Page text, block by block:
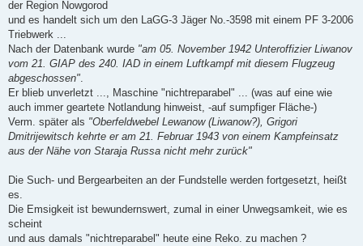
der Region Nowgorod
und es handelt sich um den LaGG-3 Jäger No.-3598 mit einem PF 3-2006
Triebwerk ...
Nach der Datenbank wurde "am 05. November 1942 Unteroffizier Liwanov
vom 21. GIAP des 240. IAD in einem Luftkampf mit diesem Flugzeug
abgeschossen".
Er blieb unverletzt ..., Maschine "nichtreparabel" ... (was auf eine wie
auch immer geartete Notlandung hinweist, -auf sumpfiger Fläche-)
Verm. später als "Oberfeldwebel Lewanow (Liwanow?), Grigori
Dmitrijewitsch kehrte er am 21. Februar 1943 von einem Kampfeinsatz
aus der Nähe von Staraja Russa nicht mehr zurück"
Die Such- und Bergearbeiten an der Fundstelle werden fortgesetzt, heißt
es.
Die Emsigkeit ist bewundernswert, zumal in einer Unwegsamkeit, wie es
scheint
und aus damals "nichtreparabel" heute eine Reko. zu machen ?